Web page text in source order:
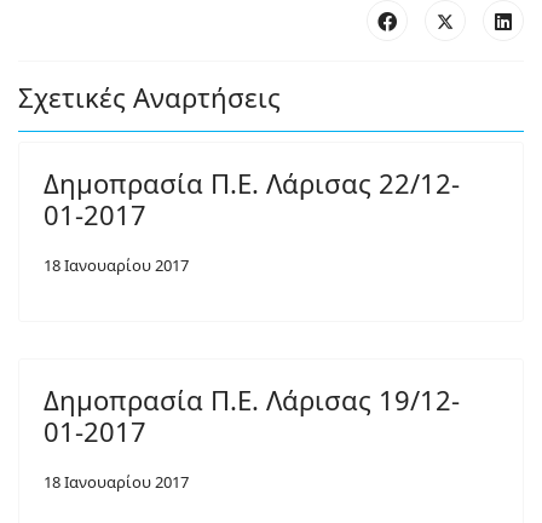
Σχετικές Αναρτήσεις
Δημοπρασία Π.Ε. Λάρισας 22/12-
01-2017
18 Ιανουαρίου 2017
Δημοπρασία Π.Ε. Λάρισας 19/12-
01-2017
18 Ιανουαρίου 2017